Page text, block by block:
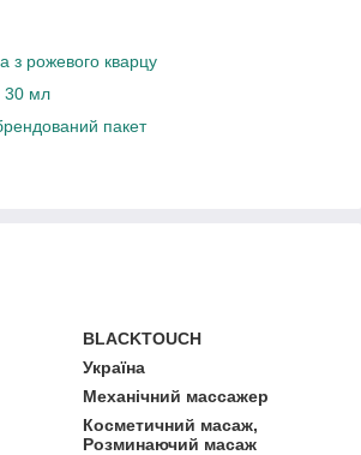
з рожевого кварцу
30 мл
пакет
BLACKTOUCH
Україна
Механічний массажер
Косметичний масаж,
Розминаючий масаж